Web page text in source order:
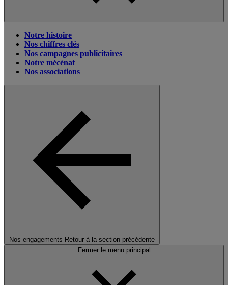
Notre histoire
Nos chiffres clés
Nos campagnes publicitaires
Notre mécénat
Nos associations
Nos engagements Retour à la section précédente
Fermer le menu principal